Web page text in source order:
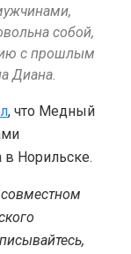
собой,
с прошлым
Диана.
, что Медный
в Норильске.